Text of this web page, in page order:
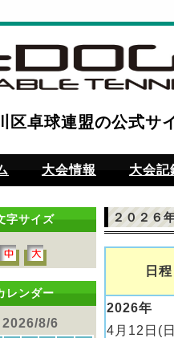
区卓球連盟の公式サ
大会情報 大会記
字サイズ
レンダー
2026/8/6
２０２６
日程
2026年
4月12日(